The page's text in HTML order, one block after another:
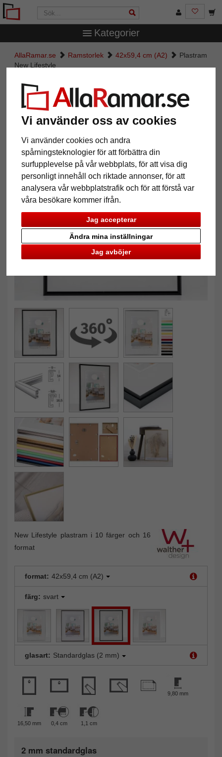
Vi använder oss av cookies
Vi använder cookies och andra
spårningsteknologier för att förbättra din
surfupplevelse på vår webbplats, för att visa dig
personligt innehåll och riktade annonser, för att
analysera vår webbplatstrafik och för att förstå var
våra besökare kommer ifrån.
Jag accepterar
Jag avböjer
Ändra mina inställningar
Kategorier
AllaRamar.se Ramstorlek 42x59,4 cm (A2)
Plastram
New Lifestyle
Plastram New Lifestyle
New Lifestyle plastram i 10 färger och 16
format
format: 42x59,4 cm (A2)
färg: svart
glasart: Standardglas (2 mm)
9,80 mm
16,50 mm 0,4 cm 1,1 cm
2 mm standardglas